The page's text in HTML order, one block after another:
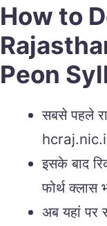
How to
Peon
सबसे पहले
इसके बाद
फोर्थ क्लास
अब यहां पर